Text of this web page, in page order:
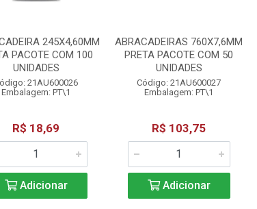
245X4,60MM
PACOTE COM 100
UNIDADES
21AU600026
Embalagem: PT\1
R$ 18,69
Adicionar
ABRACADEIRAS 760X7,6MM
PRETA PACOTE COM 50
UNIDADES
Código: 21AU600027
Embalagem: PT\1
R$ 103,75
Adicionar